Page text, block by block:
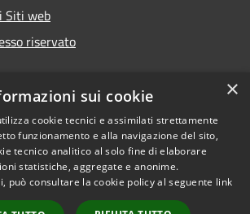
Siti web
riservato
trasparente
×
sui cookie
cookie tecnici e assimilati strettamente
funzionamento e alla navigazione del sito,
tecnico analitico al solo fine di elaborare
statistiche, aggregate e anonime.
può consultare la cookie policy al seguente link